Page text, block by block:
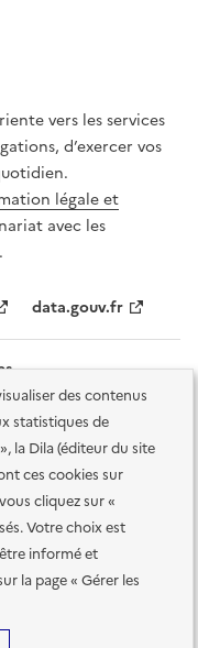
des contenus
statistiques de
la Dila (éditeur du site
ces cookies sur
cliquez sur «
Votre choix est
informé et
la page « Gérer les
vers les services
d’exercer vos
légale et
avec les
data.gouv.fr
Accessibilité des
personnelles et sécurité
cookies
site sont sous